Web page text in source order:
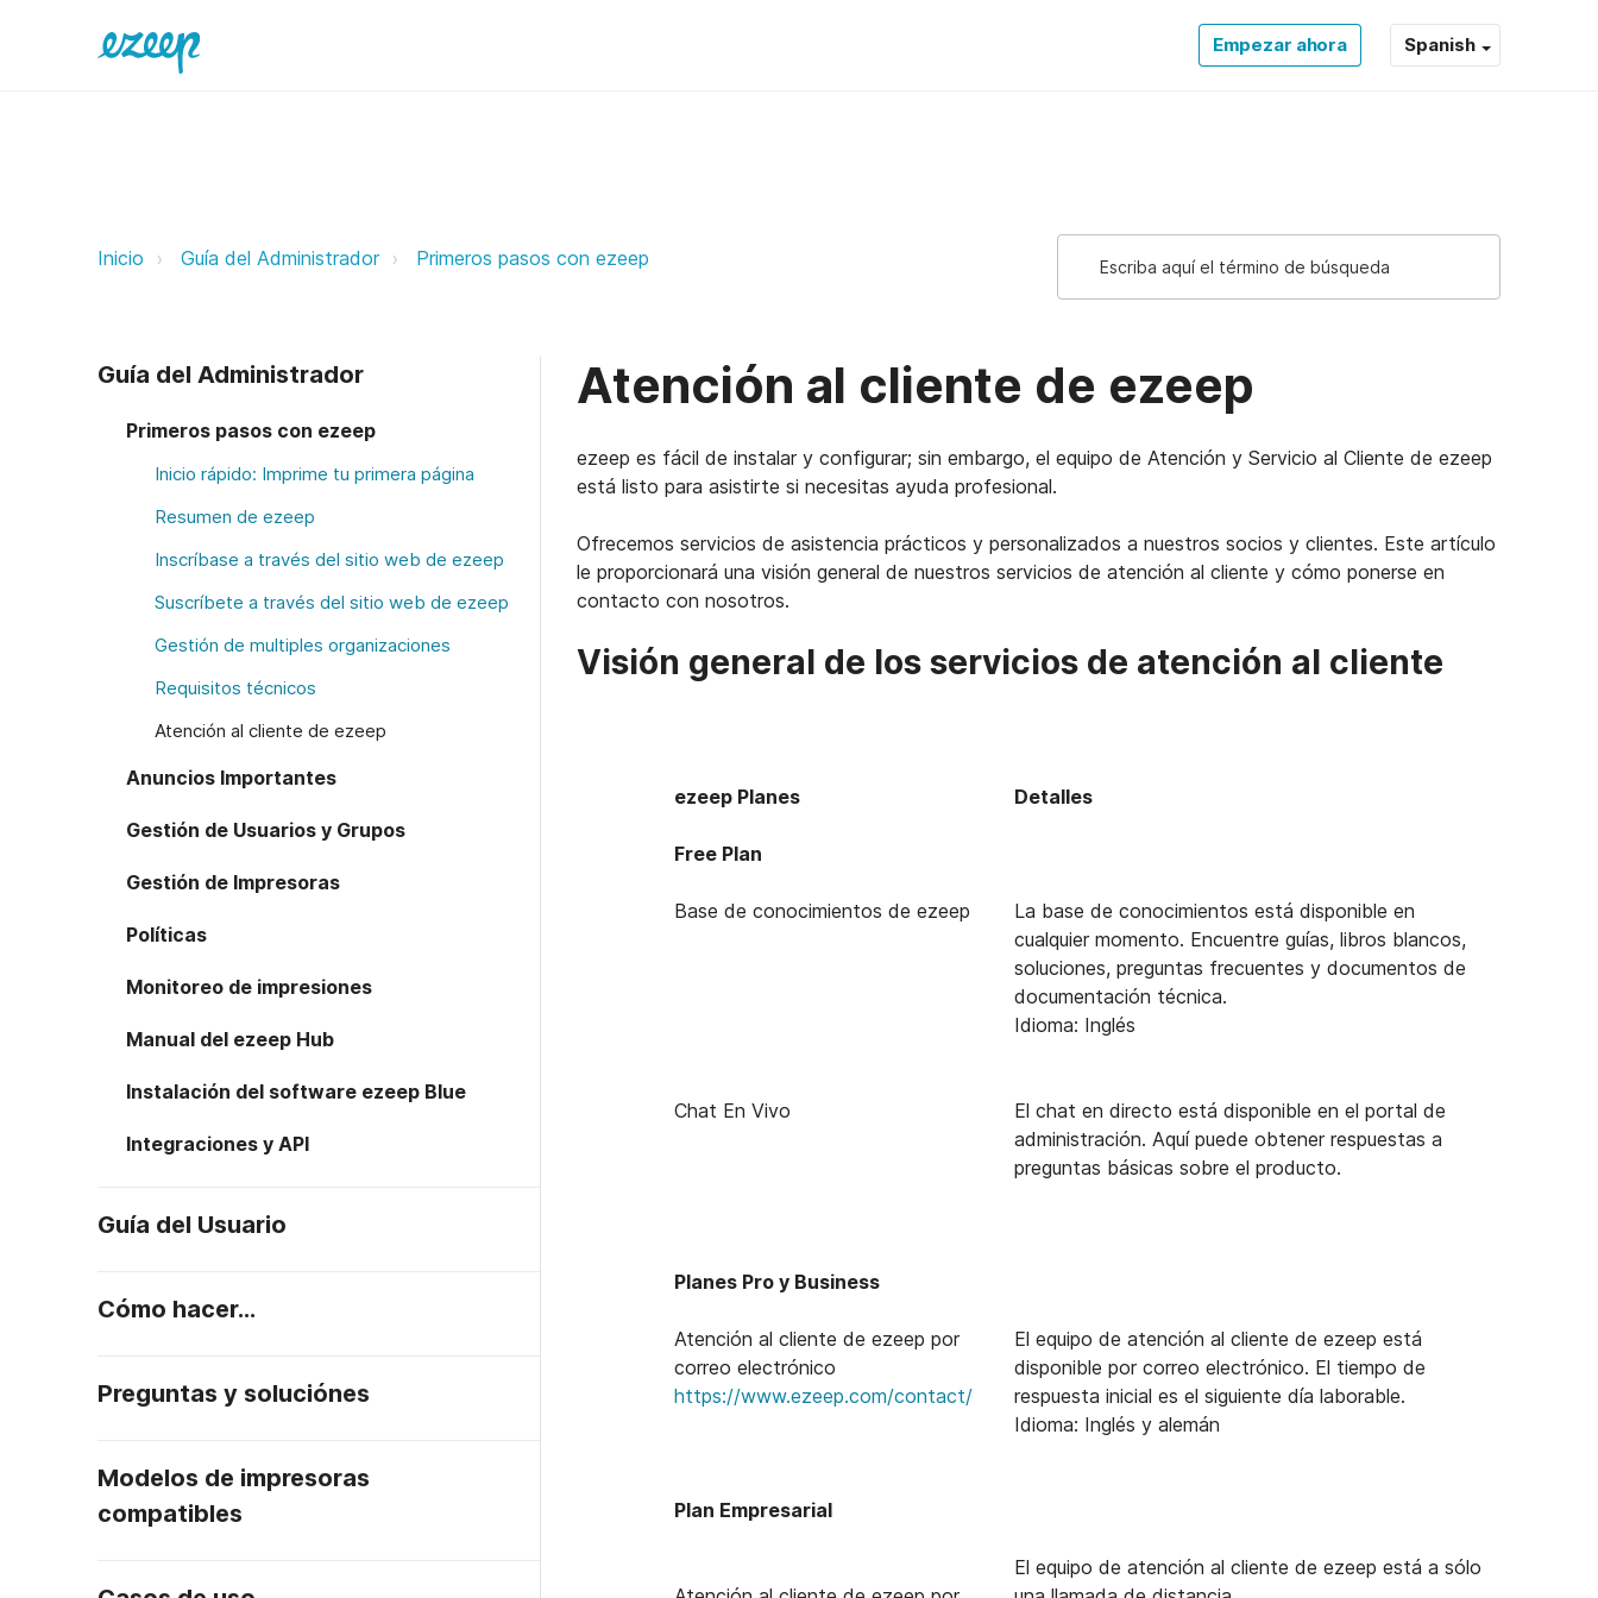
Empezar ahora Spanish
Atención al cliente de ezeep ezeep Support Support
Inicio Guía del Administrador Primeros pasos con ezeep
Guía del Administrador
Primeros pasos con ezeep
Inicio rápido: Imprime tu primera página
Resumen de ezeep
Inscríbase a través del sitio web de ezeep
Suscríbete a través del sitio web de ezeep
Gestión de multiples organizaciones
Requisitos técnicos
Atención al cliente de ezeep
Anuncios Importantes
Gestión de Usuarios y Grupos
Gestión de Impresoras
Políticas
Monitoreo de impresiones
Manual del ezeep Hub
Instalación del software ezeep Blue
Integraciones y API
Guía del Usuario
Cómo hacer...
Preguntas y soluciónes
Modelos de impresoras
compatibles
Atención al cliente de ezeep
ezeep es fácil de instalar y configurar; sin embargo, el equipo de Atención y Servicio al Cliente de ezeep
está listo para asistirte si necesitas ayuda profesional.
Ofrecemos servicios de asistencia prácticos y personalizados a nuestros socios y clientes. Este artículo
le proporcionará una visión general de nuestros servicios de atención al cliente y cómo ponerse en
contacto con nosotros.
Visión general de los servicios de atención al cliente
ezeep Planes Detalles
Free Plan
Base de conocimientos de ezeep
La base de conocimientos está disponible en
cualquier momento. Encuentre guías, libros blancos,
soluciones, preguntas frecuentes y documentos de
documentación técnica.
Idioma: Inglés
Chat En Vivo
El chat en directo está disponible en el portal de
administración. Aquí puede obtener respuestas a
preguntas básicas sobre el producto.
Planes Pro y Business
Atención al cliente de ezeep por
correo electrónico
help@ezeep.com
https://www.ezeep.com/contact/
El equipo de atención al cliente de ezeep está
disponible por correo electrónico. El tiempo de
respuesta inicial es el siguiente día laborable.
Idioma: Inglés y alemán
Plan Empresarial
El equipo de atención al cliente de ezeep está a sólo